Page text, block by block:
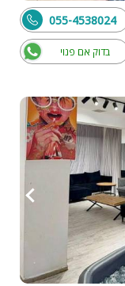
בדוק אם פנוי
055-4538024